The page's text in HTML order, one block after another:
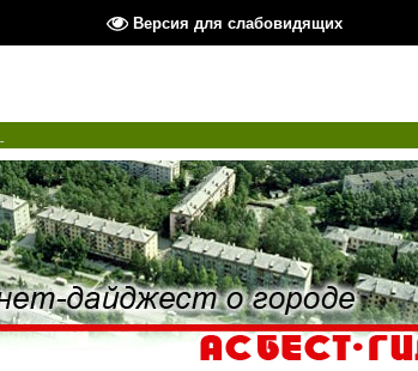
Версия для слабовидящих